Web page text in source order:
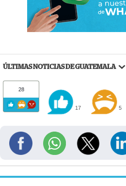
ÚLTIMAS NOTICIAS DE GUATEMALA
28
17 5